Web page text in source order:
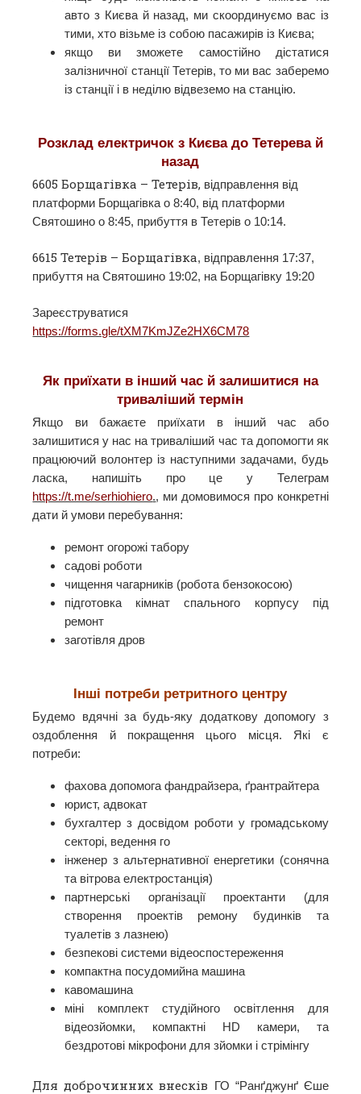
авто з Києва й назад, ми скоординуємо вас із
тими, хто візьме із собою пасажирів із Києва;
якщо ви зможете самостійно дістатися
залізничної станції Тетерів, то ми вас заберемо
із станції і в неділю відвеземо на станцію.
Розклад електричок з Києва до Тетерева й
назад
6605 Борщагівка – Тетерів, відправлення від
платформи Борщагівка о 8:40, від платформи
Святошино о 8:45, прибуття в Тетерів о 10:14.
6615 Тетерів – Борщагівка, відправлення 17:37,
прибуття на Святошино 19:02, на Борщагівку 19:20
Зареєструватися
https://forms.gle/tXM7KmJZe2HX6CM78
Як приїхати в інший час й залишитися на
триваліший термін
Якщо ви бажаєте приїхати в інший час або
залишитися у нас на триваліший час та допомогти як
працюючий волонтер із наступними задачами, будь
ласка, напишіть про це у Телеграм
https://t.me/serhiohiero., ми домовимося про конкретні
дати й умови перебування:
ремонт огорожі табору
садові роботи
чищення чагарників (робота бензокосою)
підготовка кімнат спального корпусу під
ремонт
заготівля дров
Інші потреби ретритного центру
Будемо вдячні за будь-яку додаткову допомогу з
оздоблення й покращення цього місця. Які є
потреби:
фахова допомога фандрайзера, ґрантрайтера
юрист, адвокат
бухгалтер з досвідом роботи у громадському
секторі, ведення го
інженер з альтернативної енергетики (сонячна
та вітрова електростанція)
партнерські організації проектанти (для
створення проектів ремону будинків та
туалетів з лазнею)
безпекові системи відеоспостереження
компактна посудомийна машина
кавомашина
міні комплект студійного освітлення для
відеозйомки, компактні HD камери, та
бездротові мікрофони для зйомки і стрімінгу
Для доброчинних внесків ГО “Ранґджунґ Єше